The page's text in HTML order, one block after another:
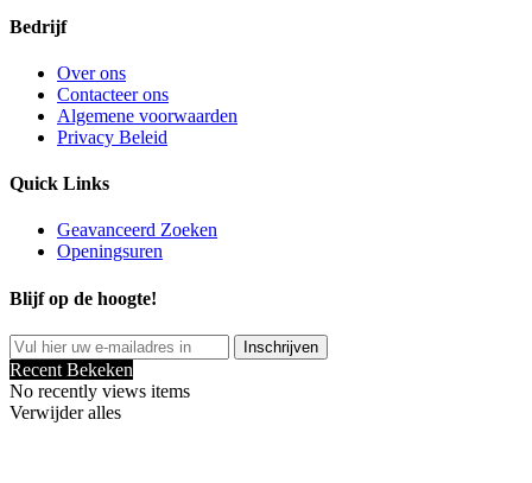
Bedrijf
Over ons
Contacteer ons
Algemene voorwaarden
Privacy Beleid
Quick Links
Geavanceerd Zoeken
Openingsuren
Blijf op de hoogte!
Inschrijven
Recent Bekeken
No recently views items
Verwijder alles